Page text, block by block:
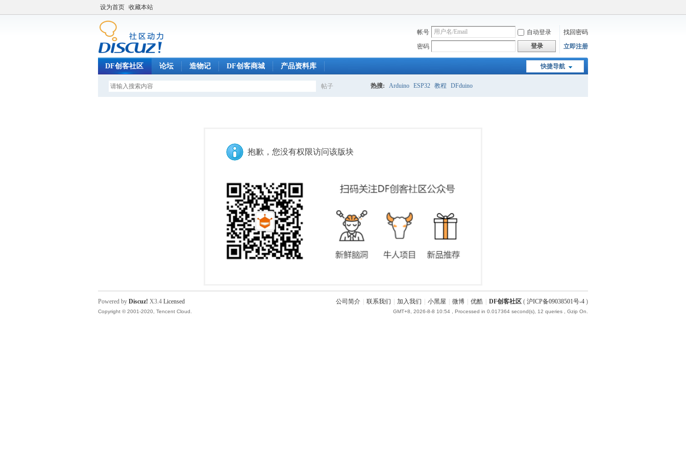
设为首页 收藏本站
帐号 自动登录
找回密码
密码
登录 立即注册
快捷导航
DF创客社区 论坛 造物记 DF创客商城 产品资料库
帖子 热搜: Arduino ESP32 教程 DFduino
抱歉，您没有权限访问该版块
公司简介 联系我们 加入我们 小黑屋 微博 优酷 DF创客社区 ( 沪ICP备09038501号-4 )
GMT+8, 2026-8-8 10:54 , Processed in 0.017364 second(s), 12 queries , Gzip On.
Powered by Discuz! X3.4 Licensed
Copyright © 2001-2020, Tencent Cloud.